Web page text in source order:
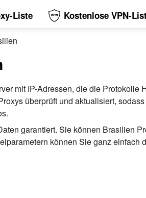
Liste Kostenlose VPN-
mit IP-Adressen, die die Protokolle
überprüft und aktualisiert,
garantiert. Sie können Brasilien
können Sie ganz einfach